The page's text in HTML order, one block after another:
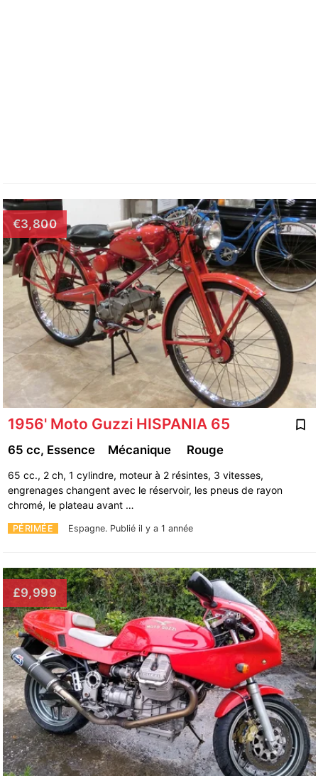
€3,800
1956' Moto Guzzi HISPANIA 65
PÉRIMÉE Espagne. Publié il y a 1 année
65 cc, Essence Mécanique Rouge
65 cc., 2 ch, 1 cylindre, moteur à 2 résintes, 3 vitesses,
engrenages changent avec le réservoir, les pneus de rayon
chromé, le plateau avant …
£9,999